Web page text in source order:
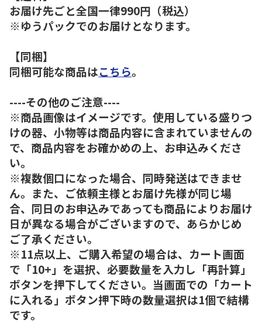
お届け先ごと全国一律990円（税込）
※ゆうパックでのお届けとなります。
【同梱】
同梱可能な商品はこちら。
----その他のご注意----
※商品画像はイメージです。使用している盛りつ
けの器、小物等は商品内容に含まれていませんの
で、商品内容をお確かめの上、お申込みくださ
い。
※複数個口になった場合、同時発送はできませ
ん。また、ご依頼主様とお届け先様が同じ場
合、同日のお申込みであっても商品によりお届け
日が異なる場合がございますので、あらかじめ
ご了承ください。
※11点以上、ご購入希望の場合は、カート画面
で「10+」を選択、必要数量を入力し「再計算」
ボタンを押下してください。当画面での「カート
に入れる」ボタン押下時の数量選択は1個で結構
です。